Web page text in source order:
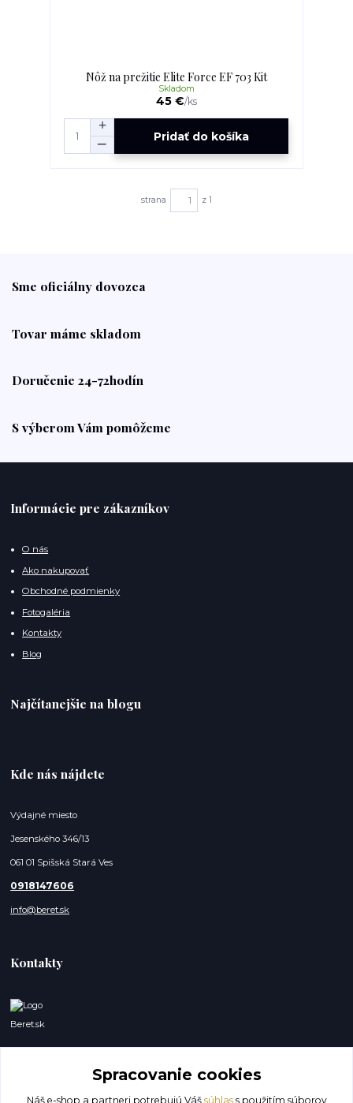
Nôž na prežitie Elite Force EF 703 Kit
45 €/ks
Skladom
Pridať do košíka
strana z 1
Sme oficiálny dovozca
Tovar máme skladom
Doručenie 24-72hodín
S výberom Vám pomôžeme
Informácie pre zákazníkov
O nás
Ako nakupovať
Obchodné podmienky
Fotogaléria
Kontakty
Blog
Najčítanejšie na blogu
Kde nás nájdete
Výdajné miesto
Jesenského 346/13
061 01 Spišská Stará Ves
0918147606
info@beret.sk
Kontakty
Beret.sk
0918147606
(Po-So, 8-19 hod.)
Spracovanie cookies
Náš e-shop a partneri potrebujú Váš súhlass použitím súborov